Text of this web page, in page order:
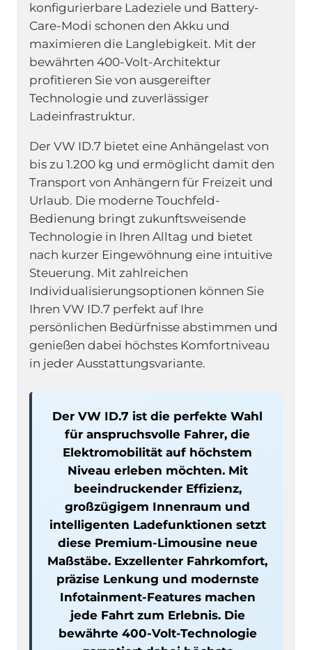
konfigurierbare Ladeziele und Battery-
Care-Modi schonen den Akku und
maximieren die Langlebigkeit. Mit der
bewährten 400-Volt-Architektur
profitieren Sie von ausgereifter
Technologie und zuverlässiger
Ladeinfrastruktur.
Der VW ID.7 bietet eine Anhängelast von
bis zu 1.200 kg und ermöglicht damit den
Transport von Anhängern für Freizeit und
Urlaub. Die moderne Touchfeld-
Bedienung bringt zukunftsweisende
Technologie in Ihren Alltag und bietet
nach kurzer Eingewöhnung eine intuitive
Steuerung. Mit zahlreichen
Individualisierungsoptionen können Sie
Ihren VW ID.7 perfekt auf Ihre
persönlichen Bedürfnisse abstimmen und
genießen dabei höchstes Komfortniveau
in jeder Ausstattungsvariante.
Der VW ID.7 ist die perfekte Wahl
für anspruchsvolle Fahrer, die
Elektromobilität auf höchstem
Niveau erleben möchten. Mit
beeindruckender Effizienz,
großzügigem Innenraum und
intelligenten Ladefunktionen setzt
diese Premium-Limousine neue
Maßstäbe. Exzellenter Fahrkomfort,
präzise Lenkung und modernste
Infotainment-Features machen
jede Fahrt zum Erlebnis. Die
bewährte 400-Volt-Technologie